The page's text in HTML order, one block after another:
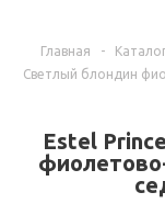
Главная -
Светлый блондин
Estel